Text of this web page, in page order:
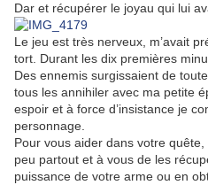
Dar et récupérer le joyau qui lui
Le jeu est très nerveux, m’avait
tort. Durant les dix premières
Des ennemis surgissaient de
tous les annihiler avec ma petite
espoir et à force d’insistance je
personnage.
Pour vous aider dans votre
peu partout et à vous de les
puissance de votre arme ou en